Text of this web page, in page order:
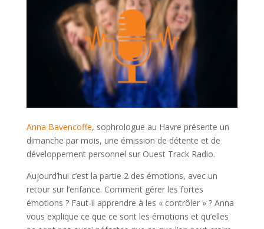
Anna Bavencoffe, sophrologue au Havre présente un
dimanche par mois, une émission de détente et de
développement personnel sur Ouest Track Radio.
Aujourd’hui c’est la partie 2 des émotions, avec un
retour sur l’enfance. Comment gérer les fortes
émotions ? Faut-il apprendre à les « contrôler » ? Anna
vous explique ce que ce sont les émotions et qu’elles